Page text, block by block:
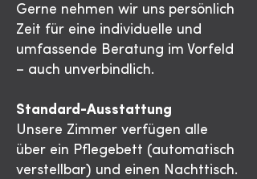
Gerne nehmen wir uns persönlich
Zeit für eine individuelle und
umfassende Beratung im Vorfeld
– auch unverbindlich.
Standard-Ausstattung
Unsere Zimmer verfügen alle
über ein Pflegebett (automatisch
verstellbar) und einen Nachttisch.